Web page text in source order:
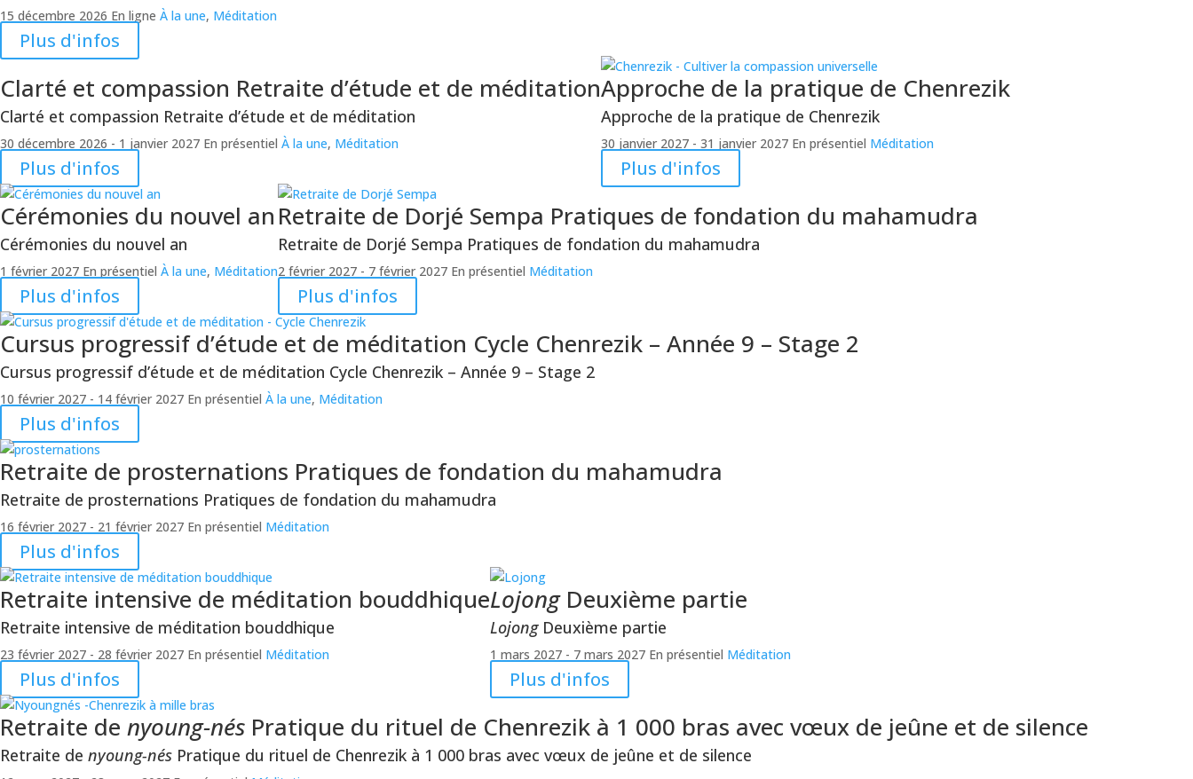
15 décembre 2026 En ligne À la une, Méditation
Plus d'infos
Clarté et compassion Retraite d’étude et de méditation
Clarté et compassion Retraite d’étude et de méditation
30 décembre 2026 - 1 janvier 2027 En présentiel À la une, Méditation
Plus d'infos
Approche de la pratique de Chenrezik
Approche de la pratique de Chenrezik
30 janvier 2027 - 31 janvier 2027 En présentiel Méditation
Plus d'infos
Cérémonies du nouvel an
Cérémonies du nouvel an
1 février 2027 En présentiel À la une, Méditation
Plus d'infos
Retraite de Dorjé Sempa Pratiques de fondation du mahamudra
Retraite de Dorjé Sempa Pratiques de fondation du mahamudra
2 février 2027 - 7 février 2027 En présentiel Méditation
Plus d'infos
Cursus progressif d’étude et de méditation Cycle Chenrezik – Année 9 – Stage 2
Cursus progressif d’étude et de méditation Cycle Chenrezik – Année 9 – Stage 2
10 février 2027 - 14 février 2027 En présentiel À la une, Méditation
Plus d'infos
Retraite de prosternations Pratiques de fondation du mahamudra
Retraite de prosternations Pratiques de fondation du mahamudra
16 février 2027 - 21 février 2027 En présentiel Méditation
Plus d'infos
Retraite intensive de méditation bouddhique
Retraite intensive de méditation bouddhique
23 février 2027 - 28 février 2027 En présentiel Méditation
Plus d'infos
LojongDeuxième partie
LojongDeuxième partie
1 mars 2027 - 7 mars 2027 En présentiel Méditation
Plus d'infos
Retraite de nyoung-nés Pratique du rituel de Chenrezik à 1 000 bras avec vœux de jeûne et de silence
Retraite de nyoung-nés Pratique du rituel de Chenrezik à 1 000 bras avec vœux de jeûne et de silence